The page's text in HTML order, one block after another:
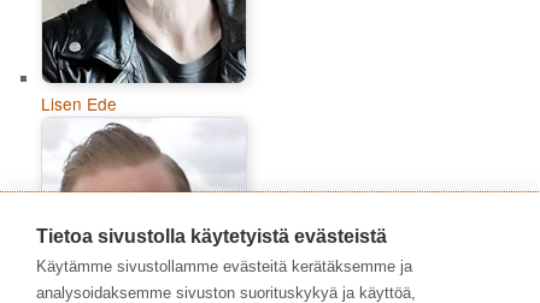
Lisen Ede
Tietoa sivustolla käytetyistä evästeistä
Käytämme sivustollamme evästeitä kerätäksemme ja
analysoidaksemme sivuston suorituskykyä ja käyttöä,